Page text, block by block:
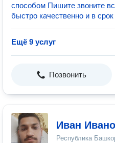
способом Пишите звоните
быстро качественно и в срок
Ещё 9 услуг
Позвонить
Иван
Республика